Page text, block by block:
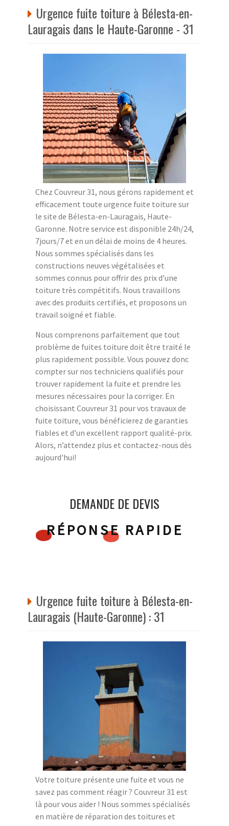
Urgence fuite toiture à Bélesta-en-
Lauragais dans le Haute-Garonne - 31
Chez Couvreur 31, nous gérons rapidement et
efficacement toute urgence fuite toiture sur
le site de Bélesta-en-Lauragais, Haute-
Garonne. Notre service est disponible 24h/24,
7jours/7 et en un délai de moins de 4 heures.
Nous sommes spécialisés dans les
constructions neuves végétalisées et
sommes connus pour offrir des prix d’une
toiture très compétitifs. Nous travaillons
avec des produits certifiés, et proposons un
travail soigné et fiable.
Nous comprenons parfaitement que tout
problème de fuites toiture doit être traité le
plus rapidement possible. Vous pouvez donc
compter sur nos techniciens qualifiés pour
trouver rapidement la fuite et prendre les
mesures nécessaires pour la corriger. En
choisissant Couvreur 31 pour vos travaux de
fuite toiture, vous bénéficierez de garanties
fiables et d’un excellent rapport qualité-prix.
Alors, n’attendez plus et contactez-nous dès
aujourd'hui!
DEMANDE DE DEVIS
RÉPONSE RAPIDE
Urgence fuite toiture à Bélesta-en-
Lauragais (Haute-Garonne) : 31
Votre toiture présente une fuite et vous ne
savez pas comment réagir ? Couvreur 31 est
là pour vous aider ! Nous sommes spécialisés
en matière de réparation des toitures et